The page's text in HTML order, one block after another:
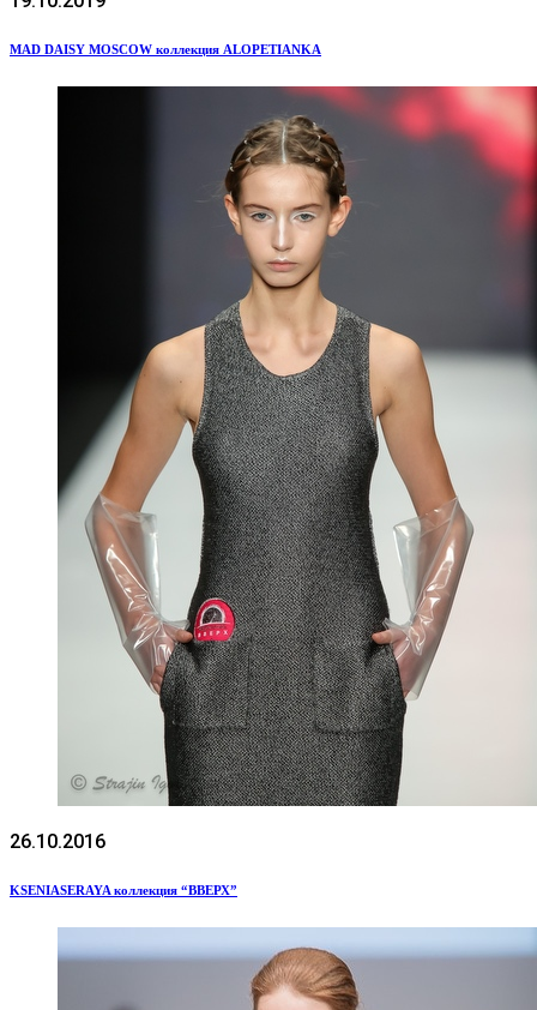
MAD DAISY MOSCOW коллекция ALOPETIANKA
26.10.2016
KSENIASERAYA коллекция “ВВЕРХ”